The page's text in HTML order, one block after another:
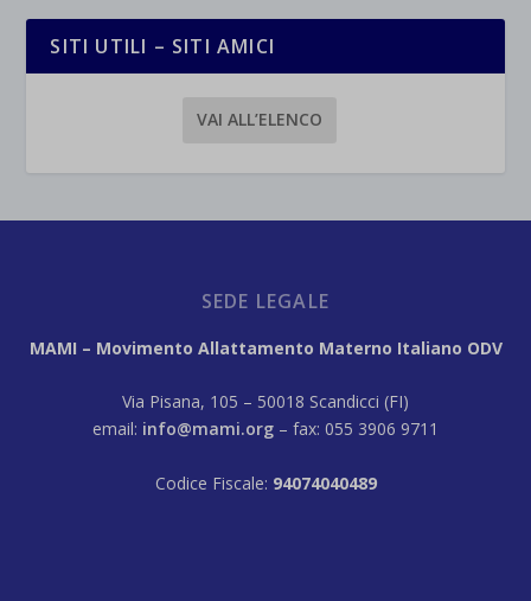
SITI UTILI – SITI AMICI
VAI ALL’ELENCO
SEDE LEGALE
MAMI – Movimento Allattamento Materno Italiano ODV
Via Pisana, 105 – 50018 Scandicci (FI)
email: info@mami.org – fax: 055 3906 9711
Codice Fiscale: 94074040489